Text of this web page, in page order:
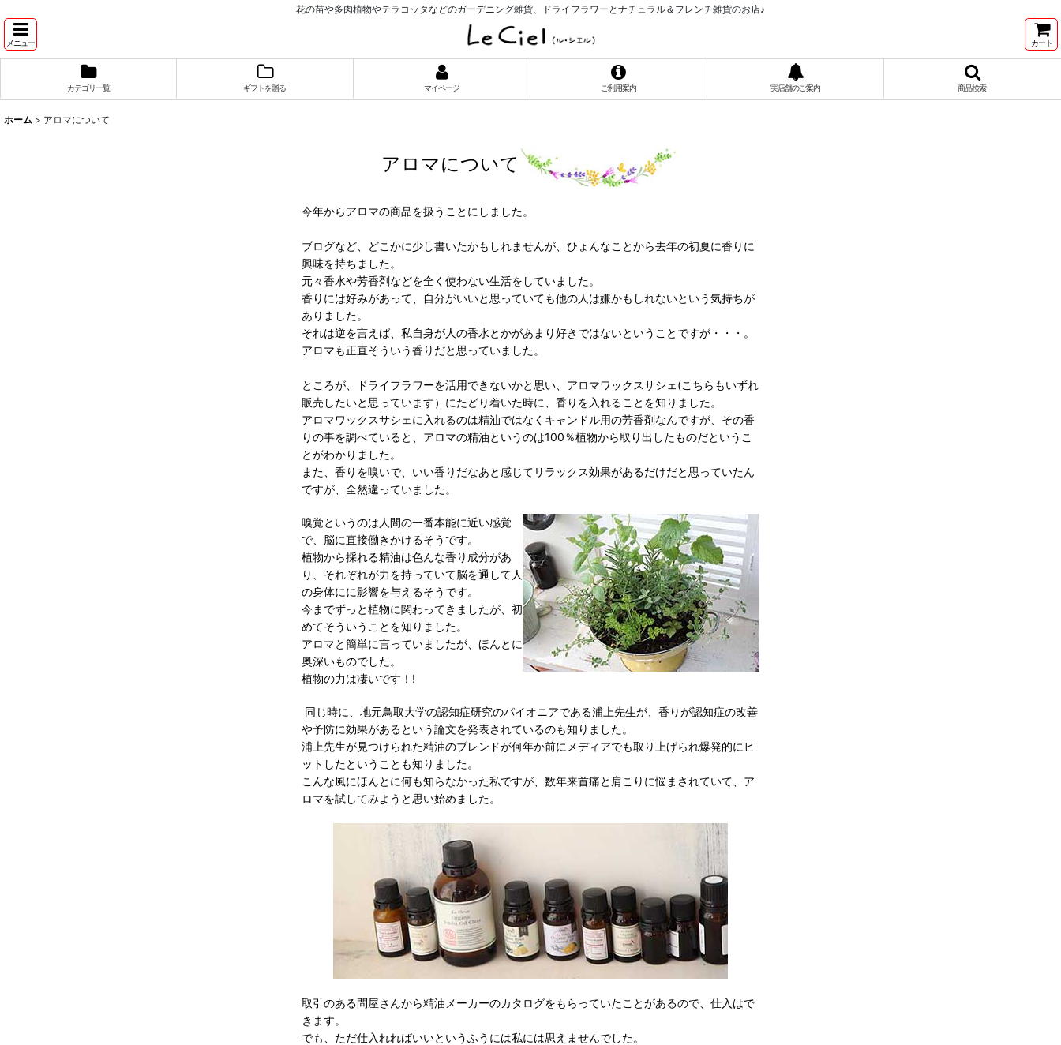
花の苗や多肉植物やテラコッタなどのガーデニング雑貨、ドライフラワーとナチュラル＆フレンチ雑貨のお店♪
メニュー カート
カテゴリ一覧 ギフトを贈る マイページ ご利用案内 実店舗のご案内 商品検索
ホーム > アロマについて
アロマについて
今年からアロマの商品を扱うことにしました。
ブログなど、どこかに少し書いたかもしれませんが、ひょんなことから去年の初夏に香りに
興味を持ちました。
元々香水や芳香剤などを全く使わない生活をしていました。
香りには好みがあって、自分がいいと思っていても他の人は嫌かもしれないという気持ちが
ありました。
それは逆を言えば、私自身が人の香水とかがあまり好きではないということですが・・・。
アロマも正直そういう香りだと思っていました。
ところが、ドライフラワーを活用できないかと思い、アロマワックスサシェ(こちらもいずれ
販売したいと思っています）にたどり着いた時に、香りを入れることを知りました。
アロマワックスサシェに入れるのは精油ではなくキャンドル用の芳香剤なんですが、その香
りの事を調べていると、アロマの精油というのは100％植物から取り出したものだというこ
とがわかりました。
また、香りを嗅いで、いい香りだなあと感じてリラックス効果があるだけだと思っていたん
ですが、全然違っていました。
嗅覚というのは人間の一番本能に近い感覚
で、脳に直接働きかけるそうです。
植物から採れる精油は色んな香り成分があ
り、それぞれが力を持っていて脳を通して人
の身体にに影響を与えるそうです。
今までずっと植物に関わってきましたが、初
めてそういうことを知りました。
アロマと簡単に言っていましたが、ほんとに
奥深いものでした。
植物の力は凄いです！!
同じ時に、地元鳥取大学の認知症研究のパイオニアである浦上先生が、香りが認知症の改善
や予防に効果があるという論文を発表されているのも知りました。
浦上先生が見つけられた精油のブレンドが何年か前にメディアでも取り上げられ爆発的にヒ
ットしたということも知りました。
こんな風にほんとに何も知らなかった私ですが、数年来首痛と肩こりに悩まされていて、ア
ロマを試してみようと思い始めました。
取引のある問屋さんから精油メーカーのカタログをもらっていたことがあるので、仕入はで
きます。
でも、ただ仕入れればいいというふうには私には思えませんでした。